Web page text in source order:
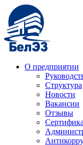
О предприятии
Структура
Новости
Вакансии
Отзывы